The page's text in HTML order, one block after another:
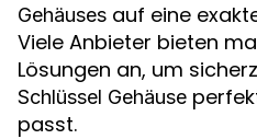
Gehäuses auf eine
Viele Anbieter bieten
Lösungen an, um
Schlüssel Gehäuse
passt.